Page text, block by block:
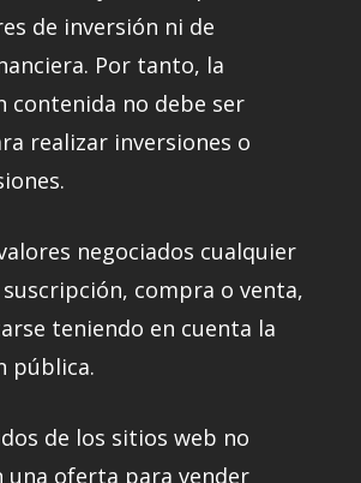
de inversión ni de
Por tanto, la
contenida no debe ser
realizar inversiones o
negociados cualquier
compra o venta,
teniendo en cuenta la
pública.
de los sitios web no
una oferta para vender